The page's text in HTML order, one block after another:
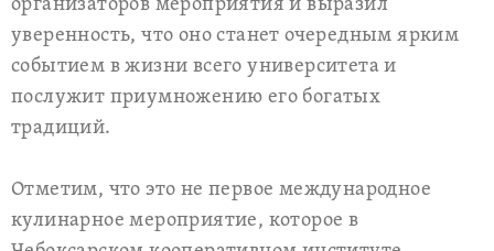
уверенность, что оно станет очередным ярким
событием в жизни всего университета и
послужит приумножению его богатых
традиций.
Отметим, что это не первое международное
кулинарное мероприятие, которое в